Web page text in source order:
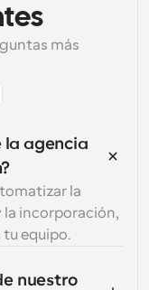
más
la agencia
la
incorporación,
tu equipo.
nuestro